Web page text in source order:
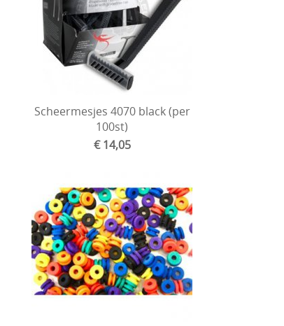
Scheermesjes 4070 black (per
100st)
€ 14,05